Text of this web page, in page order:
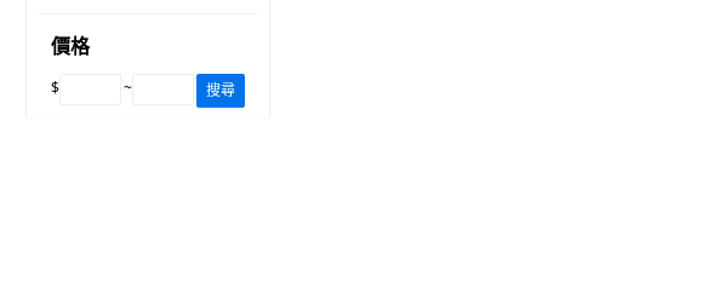
價格
$ ~ 搜尋